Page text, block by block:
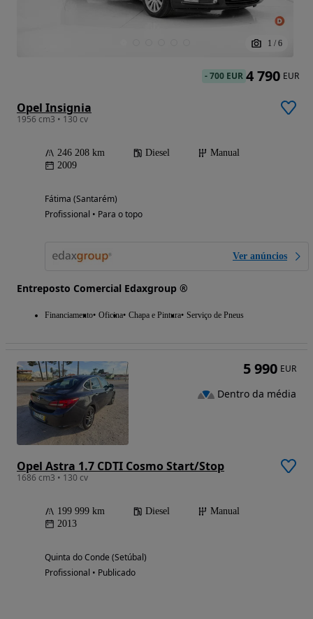
1 / 6
Opel Insignia
1956 cm3 • 130 cv
246 208 km Diesel
Manual
2009
Fátima (Santarém)
Profissional • Para o topo
Ver anúncios
Entreposto Comercial Edaxgroup ®
Financiamento Oficina Chapa e Pintura Serviço de Pneus
-700 EUR 4 790 EUR
Opel Astra 1.7 CDTI Cosmo Start/Stop
1686 cm3 • 130 cv
199 999 km Diesel
Manual
2013
Quinta do Conde (Setúbal)
Profissional • Publicado
5 990 EUR
Dentro da média